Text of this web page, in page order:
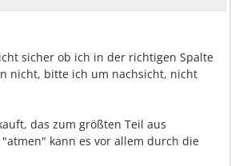
sicher ob ich in der richtigen Spalte
nicht, bitte ich um nachsicht, nicht
das zum größten Teil aus
kann es vor allem durch die